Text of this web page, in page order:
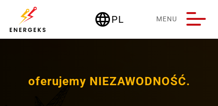
languagePL
Deutschland MENU
oferujemy NIEZAWODNOŚĆ.